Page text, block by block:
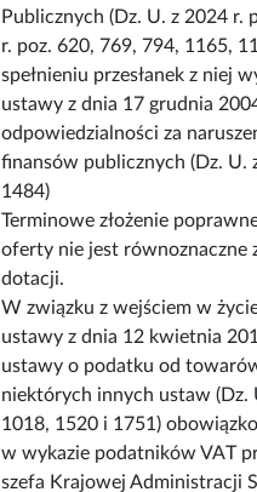
Publicznych (Dz. U. z 2024 r.
r. poz. 620, 769, 794, 1165,
spełnieniu przesłanek z niej
ustawy z dnia 17 grudnia
odpowiedzialności za
finansów publicznych (Dz. U.
1484)
Terminowe złożenie
oferty nie jest równoznaczne
dotacji.
W związku z wejściem w
ustawy z dnia 12 kwietnia
ustawy o podatku od
niektórych innych ustaw (Dz.
1018, 1520 i 1751)
w wykazie podatników VAT
szefa Krajowej Administracji